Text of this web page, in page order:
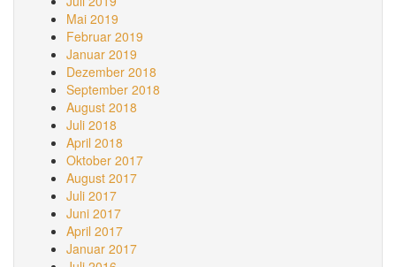
Mai 2019
Februar 2019
Januar 2019
Dezember 2018
September 2018
August 2018
Juli 2018
April 2018
Oktober 2017
August 2017
Juli 2017
Juni 2017
April 2017
Januar 2017